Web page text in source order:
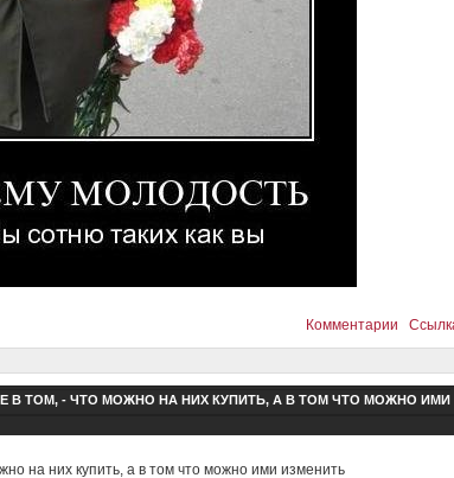
Комментарии
В ТОМ, - ЧТО МОЖНО НА НИХ КУПИТЬ, А В ТОМ ЧТО МОЖНО ИМИ
них купить, а в том что можно ими изменить